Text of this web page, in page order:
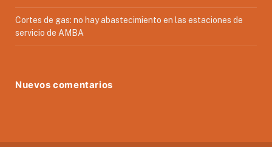
Cortes de gas: no hay abastecimiento en las estaciones de
servicio de AMBA
Nuevos comentarios